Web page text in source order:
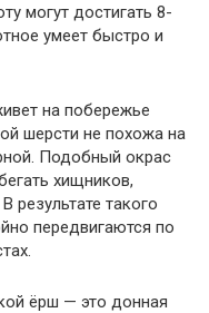
могут достигать 8-
умеет быстро и
на побережье
шерсти не похожа на
Подобный окрас
хищников,
результате такого
передвигаются по
ёрш — это донная